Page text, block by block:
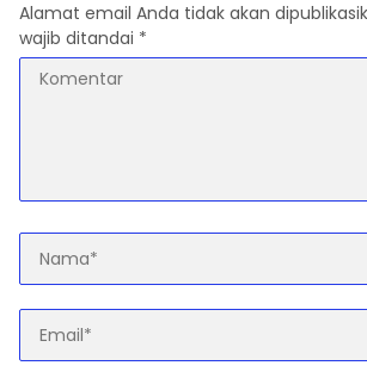
Alamat email Anda tidak akan
wajib ditandai *